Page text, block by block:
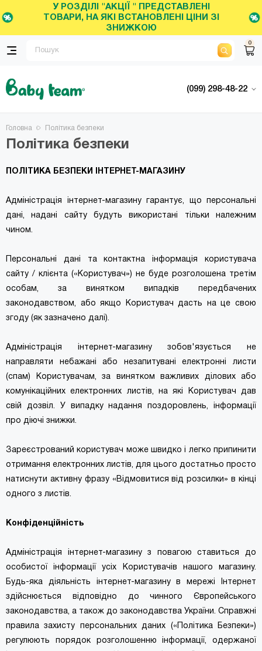
У РОЗДІЛІ "АКЦІЇ " ПРЕДСТАВЛЕНІ
ТОВАРИ, НА ЯКІ ВСТАНОВЛЕНІ ЦІНИ ЗІ
ЗНИЖКОЮ
0
(099) 298-48-22
Головна Політика безпеки
Політика безпеки
ПОЛІТИКА БЕЗПЕКИ ІНТЕРНЕТ-МАГАЗИНУ
Адміністрація інтернет-магазину гарантує, що персональні
дані, надані сайту будуть використані тільки належним
чином.
Персональні дані та контактна інформація користувача
сайту / клієнта («Користувач») не буде розголошена третім
особам, за винятком випадків передбачених
законодавством, або якщо Користувач дасть на це свою
згоду (як зазначено далі).
Адміністрація інтернет-магазину зобов'язується не
направляти небажані або незапитувані електронні листи
(спам) Користувачам, за винятком важливих ділових або
комунікаційних електронних листів, на які Користувач дав
свій дозвіл. У випадку надання поздоровлень, інформації
про діючі знижки.
Зареєстрований користувач може швидко і легко припинити
отримання електронних листів, для цього достатньо просто
натиснути активну фразу «Відмовитися від розсилки» в кінці
одного з листів.
Конфіденційність
Адміністрація інтернет-магазину з повагою ставиться до
особистої інформації усіх Користувачів нашого магазину.
Будь-яка діяльність інтернет-магазину в мережі Інтернет
здійснюється відповідно до чинного Європейського
законодавства, а також до законодавства України. Справжні
правила захисту персональних даних («Політика Безпеки»)
регулюють порядок розголошенню інформації, одержаної